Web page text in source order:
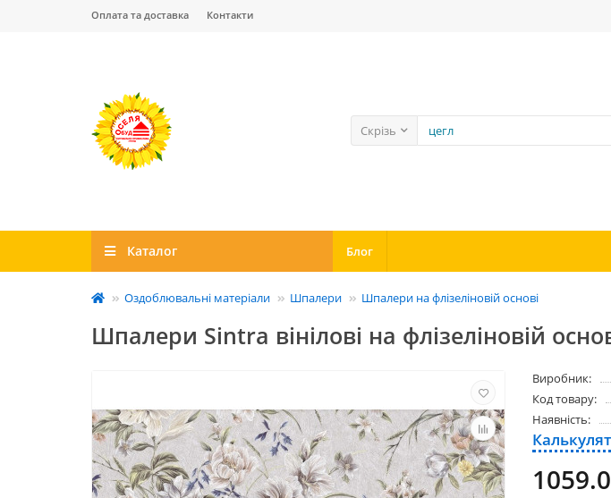
Оплата та доставка Контакти
Скрізь
Каталог Блог
Оздоблювальні матеріали Шпалери Шпалери на флізеліновій основі
Шпалери Sintra вінілові на флізеліновій
Виробник:
Код товару:
Наявність: